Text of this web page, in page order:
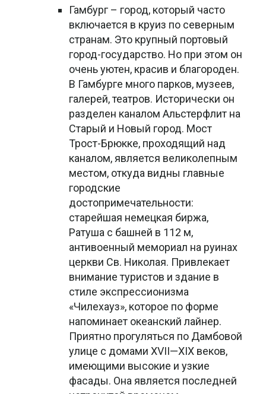
Гамбург – город, который часто
включается в круиз по северным
странам. Это крупный портовый
город-государство. Но при этом он
очень уютен, красив и благороден.
В Гамбурге много парков, музеев,
галерей, театров. Исторически он
разделен каналом Альстерфлит на
Старый и Новый город. Мост
Трост-Брюкке, проходящий над
каналом, является великолепным
местом, откуда видны главные
городские
достопримечательности:
старейшая немецкая биржа,
Ратуша с башней в 112 м,
антивоенный мемориал на руинах
церкви Св. Николая. Привлекает
внимание туристов и здание в
стиле экспрессионизма
«Чилехауз», которое по форме
напоминает океанский лайнер.
Приятно прогуляться по Дамбовой
улице с домами XVII—XIX веков,
имеющими высокие и узкие
фасады. Она является последней